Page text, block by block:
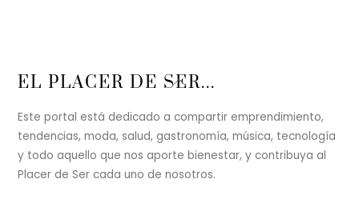
Back
Top
EL PLACER DE SER...
Este portal está dedicado a compartir emprendimiento,
tendencias, moda, salud, gastronomía, música, tecnología
y todo aquello que nos aporte bienestar, y contribuya al
Placer de Ser cada uno de nosotros.